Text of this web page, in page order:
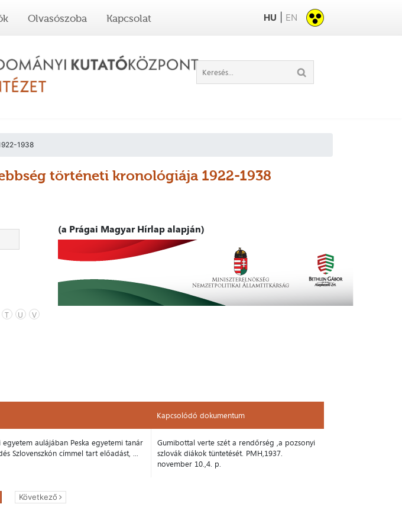
Olvasószoba Kapcsolat HU EN
1938
történeti kronológiája 1922-1938
T U
V
(a Prágai Magyar Hírlap alapján)
Kapcsolódó dokumentum
egyetem aulájában Peska egyetemi tanár
Szlovenszkón címmel tart előadást, ...
Gumibottal verte szét a rendőrség ,a pozsonyi
szlovák diákok tüntetését. PMH,1937.
november 10.,4. p.
Következő